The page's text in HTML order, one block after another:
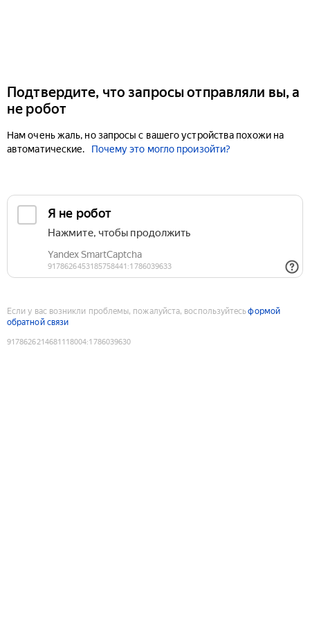
Подтвердите, что запросы отправляли вы, а
не робот
Нам очень жаль, но запросы с вашего устройства похожи на
автоматические.
Почему это могло произойти?
Если у вас возникли проблемы, пожалуйста, воспользуйтесьформой
обратной связи
9178626214681118004:1786039630